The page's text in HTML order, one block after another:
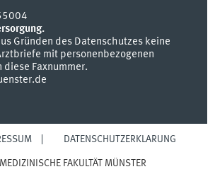
Gründen des Datenschutzes keine
mit personenbezogenen
diese Faxnummer.
DATENSCHUTZERKLÄRUNG
FAKULTÄT MÜNSTER